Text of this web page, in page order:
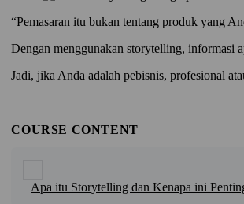
“Pemasaran itu bukan tentang produk yang
Dengan menggunakan storytelling, informasi
Jadi, jika Anda adalah pebisnis, profesional
COURSE CONTENT
Apa itu Storytelling dan Kenapa ini